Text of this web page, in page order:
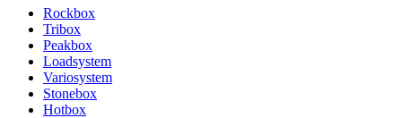
Rockbox
Tribox
Peakbox
Loadsystem
Variosystem
Stonebox
Hotbox